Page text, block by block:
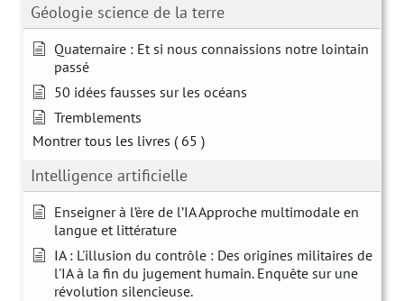
Géologie science de la terre
Quaternaire : Et si nous connaissions notre lointain
passé
50 idées fausses sur les océans
Tremblements
Montrer tous les livres ( 65 )
Intelligence artificielle
Enseigner à l’ère de l’IA Approche multimodale en
langue et littérature
IA : L'illusion du contrôle : Des origines militaires de
l'IA à la fin du jugement humain. Enquête sur une
révolution silencieuse.